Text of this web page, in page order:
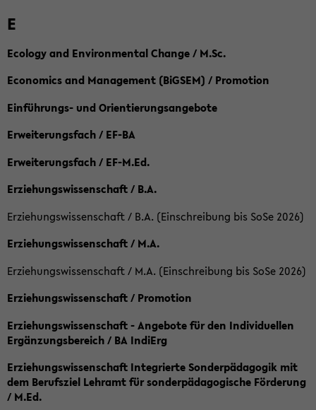
E
Ecology and Environmental Change / M.Sc.
Economics and Management (BiGSEM) / Promotion
Einführungs- und Orientierungsangebote
Erweiterungsfach / EF-BA
Erweiterungsfach / EF-M.Ed.
Erziehungswissenschaft / B.A.
Erziehungswissenschaft / B.A. (Einschreibung bis SoSe 2026)
Erziehungswissenschaft / M.A.
Erziehungswissenschaft / M.A. (Einschreibung bis SoSe 2026)
Erziehungswissenschaft / Promotion
Erziehungswissenschaft - Angebote für den Individuellen
Ergänzungsbereich / BA IndiErg
Erziehungswissenschaft Integrierte Sonderpädagogik mit
dem Berufsziel Lehramt für sonderpädagogische Förderung
/ M.Ed.